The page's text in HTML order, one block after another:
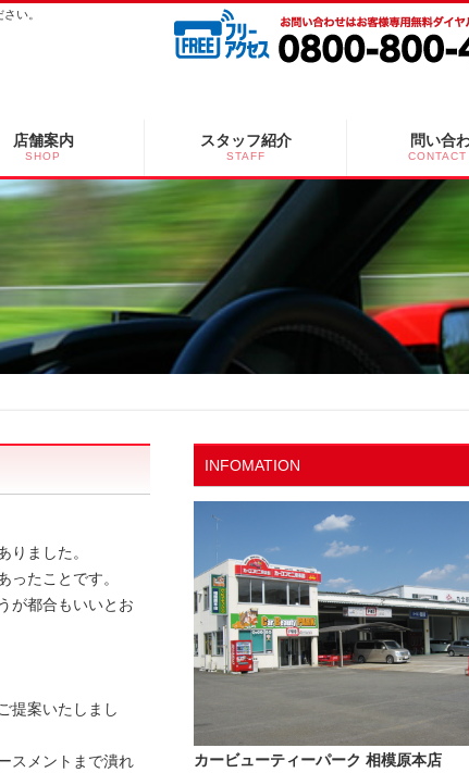
い。
店舗案内
SHOP
スタッフ紹介
STAFF
問い合
CONTACT
りました。
たことです。
が都合もいいとお
提案いたしまし
スメントまで潰れ
INFOMATION
カービューティーパーク 相模原本店